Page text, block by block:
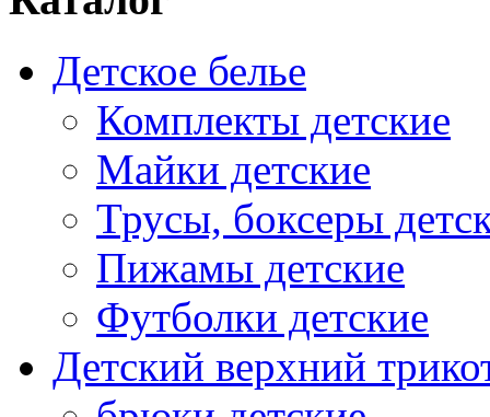
Детское белье
Комплекты детские
Майки детские
Трусы, боксеры
Пижамы детские
Футболки детские
Детский верхний